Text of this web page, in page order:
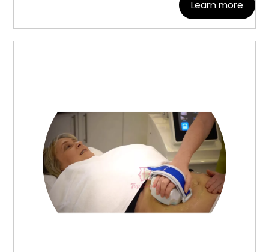
Learn more